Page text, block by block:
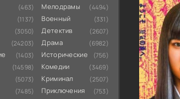
(463)
(1137)
(3050)
(24203)
(1403)
(14598)
(5073)
(7485)
Мелодрамы (4494)
Военный (331)
Детектив (2607)
Драма (6982)
Исторические (756)
Комедии (3469)
Криминал (2507)
Приключения (753)